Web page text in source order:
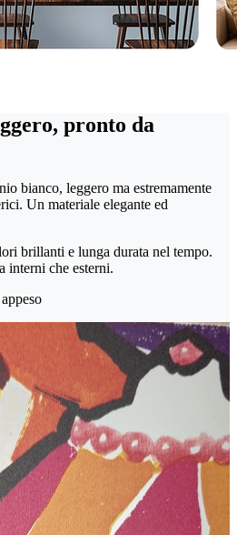
pronto da
bianco, leggero ma estremamente
Un materiale elegante ed
brillanti e lunga durata nel tempo.
interni che esterni.